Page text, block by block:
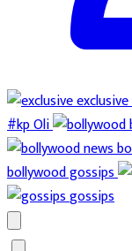
exclusive
#kp Oli
bollywood gossips
gossips